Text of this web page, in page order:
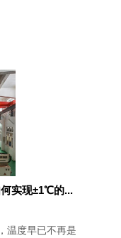
实现±1℃的...
温度早已不再是